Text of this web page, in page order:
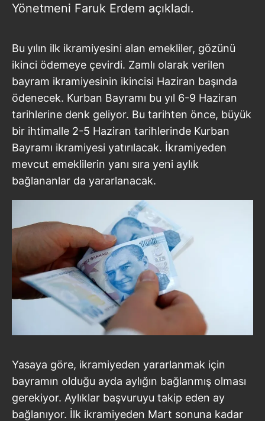
Yönetmeni Faruk Erdem açıkladı.
Bu yılın ilk ikramiyesini alan emekliler, gözünü
ikinci ödemeye çevirdi. Zamlı olarak verilen
bayram ikramiyesinin ikincisi Haziran başında
ödenecek. Kurban Bayramı bu yıl 6-9 Haziran
tarihlerine denk geliyor. Bu tarihten önce, büyük
bir ihtimalle 2-5 Haziran tarihlerinde Kurban
Bayramı ikramiyesi yatırılacak. İkramiyeden
mevcut emeklilerin yanı sıra yeni aylık
bağlananlar da yararlanacak.
Yasaya göre, ikramiyeden yararlanmak için
bayramın olduğu ayda aylığın bağlanmış olması
gerekiyor. Aylıklar başvuruyu takip eden ay
bağlanıyor. İlk ikramiyeden Mart sonuna kadar